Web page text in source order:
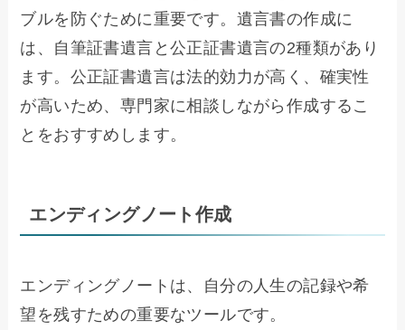
ブルを防ぐために重要です。遺言書の作成に
は、自筆証書遺言と公正証書遺言の2種類があり
ます。公正証書遺言は法的効力が高く、確実性
が高いため、専門家に相談しながら作成するこ
とをおすすめします。
エンディングノート作成
エンディングノートは、自分の人生の記録や希
望を残すための重要なツールです。